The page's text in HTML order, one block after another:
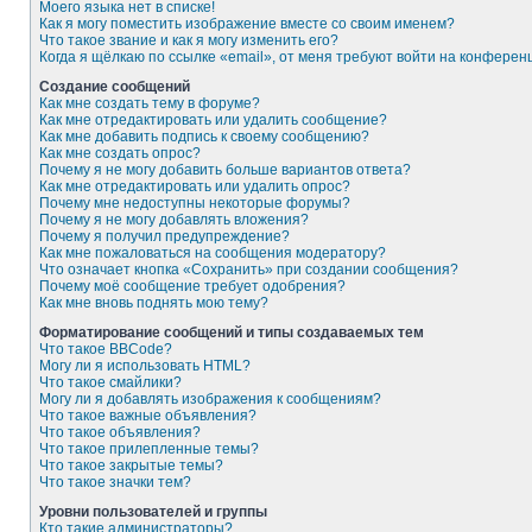
Моего языка нет в списке!
Как я могу поместить изображение вместе со своим именем?
Что такое звание и как я могу изменить его?
Когда я щёлкаю по ссылке «email», от меня требуют войти на
Создание сообщений
Как мне создать тему в форуме?
Как мне отредактировать или удалить сообщение?
Как мне добавить подпись к своему сообщению?
Как мне создать опрос?
Почему я не могу добавить больше вариантов ответа?
Как мне отредактировать или удалить опрос?
Почему мне недоступны некоторые форумы?
Почему я не могу добавлять вложения?
Почему я получил предупреждение?
Как мне пожаловаться на сообщения модератору?
Что означает кнопка «Сохранить» при создании сообщения?
Почему моё сообщение требует одобрения?
Как мне вновь поднять мою тему?
Форматирование сообщений и типы создаваемых тем
Что такое BBCode?
Могу ли я использовать HTML?
Что такое смайлики?
Могу ли я добавлять изображения к сообщениям?
Что такое важные объявления?
Что такое объявления?
Что такое прилепленные темы?
Что такое закрытые темы?
Что такое значки тем?
Уровни пользователей и группы
Кто такие администраторы?